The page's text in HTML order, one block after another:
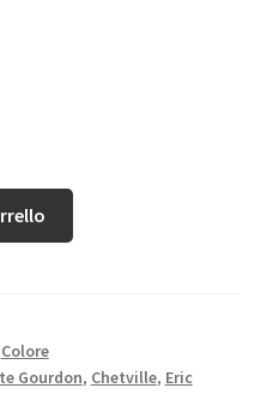
Colore
Gourdon, Chetville, Eric